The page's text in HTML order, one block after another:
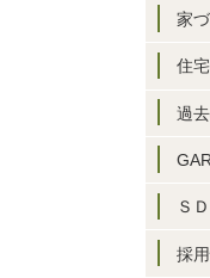
家
住
過
Ｓ
採